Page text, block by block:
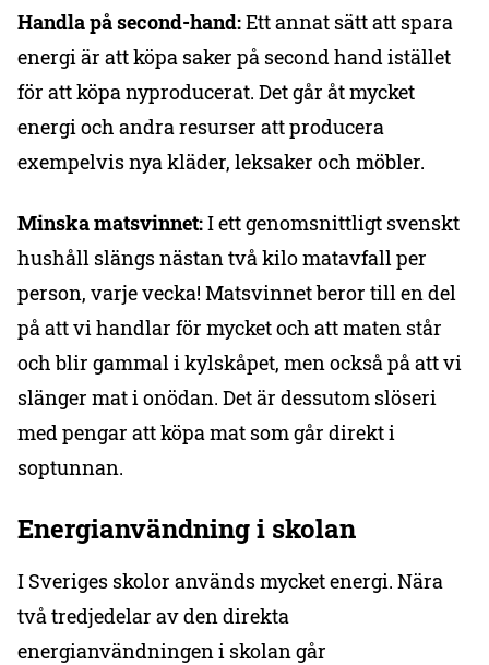
Handla på second-hand:Ett annat sätt att spara
energi är att köpa saker på second hand istället
för att köpa nyproducerat. Det går åt mycket
energi och andra resurser att producera
exempelvis nya kläder, leksaker och möbler.
Minska matsvinnet:I ett genomsnittligt svenskt
hushåll slängs nästan två kilo matavfall per
person, varje vecka! Matsvinnet beror till en del
på att vi handlar för mycket och att maten står
och blir gammal i kylskåpet, men också på att vi
slänger mat i onödan. Det är dessutom slöseri
med pengar att köpa mat som går direkt i
soptunnan.
Energianvändning i skolan
I Sveriges skolor används mycket energi. Nära
två tredjedelar av den direkta
energianvändningen i skolan går